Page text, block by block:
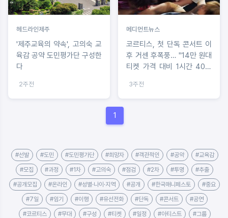
헤드라인제주
'제주교육의 약속', 고의숙 교
육감 공약 도민평가단 구성한
다
2주전
메디먼트뉴스
코르티스, 첫 단독 콘서트 이
후 거센 후폭풍… "14만 원대
티켓 가격 대비 1시간 40분
대 5번 반복한 돌림 노래 공
연 구성 논란"
3주전
1
#선발 #도민 #도민평가단 #희망자 #객관적인 #공약 #교육감
#모집 #과정 #1차 #고의숙 #점검 #2차 #투명 #추출
#공개모집 #온라인 #성별·나이·지역 #공개 #한국매니페스토 #중요
#7일 #임기 #이행 #유선전화 #단독 #콘서트 #공연
#코르티스 #무대 #구성 #티켓 #일정 #아티스트 #그룹